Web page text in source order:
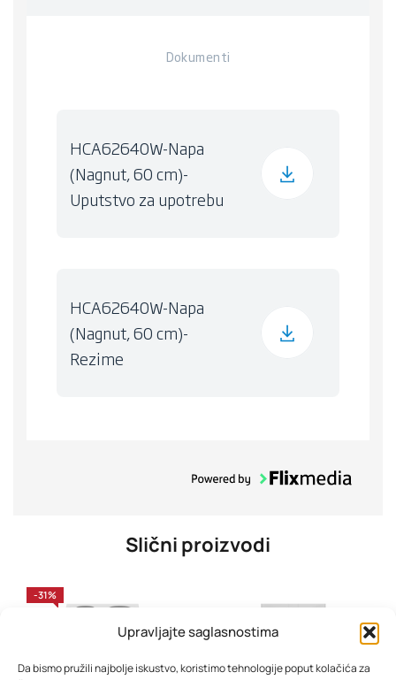
Upravljajte saglasnostima
Da bismo pružili najbolje iskustvo, koristimo tehnologije poput kolačića za
Dokumenti
HCA62640W-Napa
(Nagnut, 60 cm)-
Uputstvo za upotrebu
HCA62640W-Napa
(Nagnut, 60 cm)-
Rezime
Slični proizvodi
-31%